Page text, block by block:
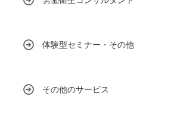
体験型セミナー・その他
その他のサービス